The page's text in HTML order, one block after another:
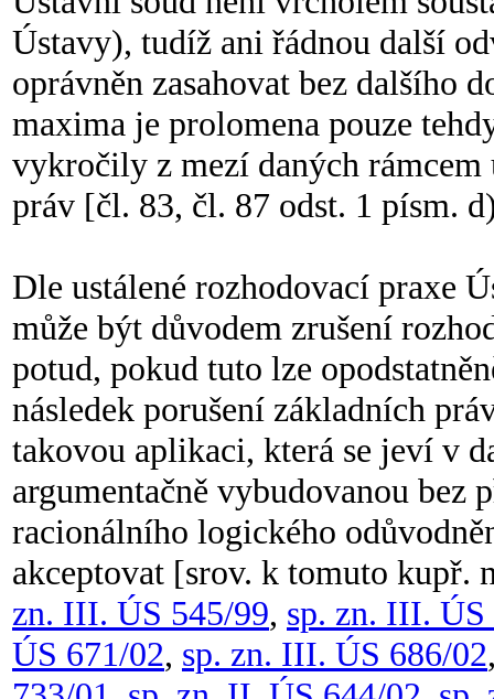
Ústavy), tudíž ani řádnou další
oprávněn zasahovat bez dalšího
maxima je prolomena pouze
vykročily z mezí daných rámcem
práv [čl. 83, čl. 87 odst. 1 písm.
Dle ustálené rozhodovací praxe
může být důvodem zrušení
potud, pokud tuto lze
následek porušení základních
takovou aplikaci, která se jeví v
argumentačně vybudovanou bez
racionálního logického
akceptovat [srov. k tomuto kupř.
zn. III. ÚS 545/99, sp. zn. III. ÚS
ÚS 671/02, sp. zn. III. ÚS 686/02